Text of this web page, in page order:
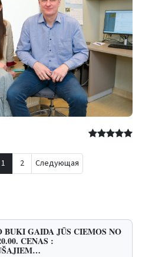
1 2 Следующая
BUKI GAIDA JŪS CIEMOS NO
CENAS :